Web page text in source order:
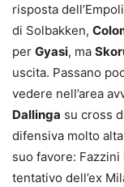
risposta
di Solbakken,
per Gyasi, ma
uscita. Passano
vedere nell’area
Dallinga su cross
difensiva molto
suo favore:
tentativo dell’ex